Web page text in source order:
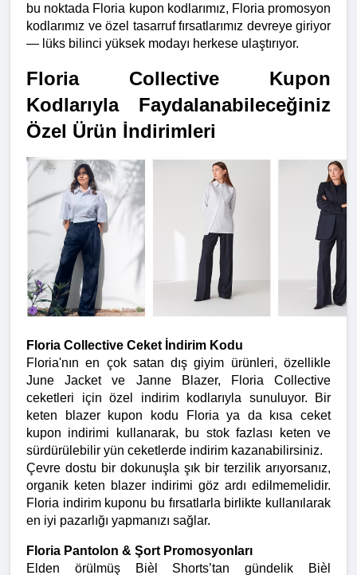
bu noktada Floria kupon kodlarımız, Floria promosyon
kodlarımız ve özel tasarruf fırsatlarımız devreye giriyor
— lüks bilinci yüksek modayı herkese ulaştırıyor.
Floria Collective Kupon
Kodlarıyla Faydalanabileceğiniz
Özel Ürün İndirimleri
Floria Collective Ceket İndirim Kodu
Floria'nın en çok satan dış giyim ürünleri, özellikle
June Jacket ve Janne Blazer, Floria Collective
ceketleri için özel indirim kodlarıyla sunuluyor. Bir
keten blazer kupon kodu Floria ya da kısa ceket
kupon indirimi kullanarak, bu stok fazlası keten ve
sürdürülebilir yün ceketlerde indirim kazanabilirsiniz.
Çevre dostu bir dokunuşla şık bir terzilik arıyorsanız,
organik keten blazer indirimi göz ardı edilmemelidir.
Floria indirim kuponu bu fırsatlarla birlikte kullanılarak
en iyi pazarlığı yapmanızı sağlar.
Floria Pantolon & Şort Promosyonları
Elden örülmüş Bièl Shorts’tan gündelik Bièl